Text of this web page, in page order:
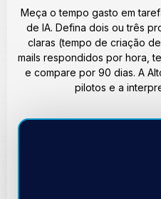
Meça o tempo gasto em
de IA. Defina dois ou três
claras (tempo de criação
mails respondidos por hora,
e compare por 90 dias. A
pilotos e a